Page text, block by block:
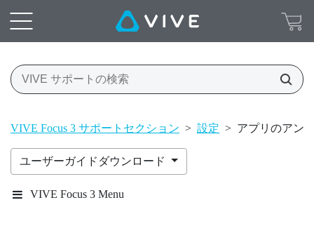
VIVE Focus 3 サポートセクション > 設定 > アプリのアン
ユーザーガイドダウンロード
VIVE Focus 3 Menu